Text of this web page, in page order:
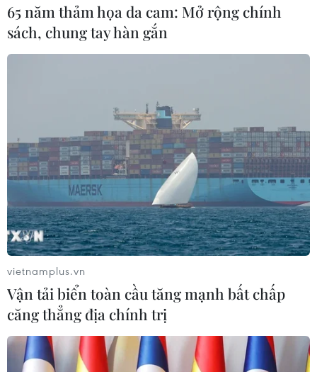
65 năm thảm họa da cam: Mở rộng chính
sách, chung tay hàn gắn
vietnamplus.vn
Vận tải biển toàn cầu tăng mạnh bất chấp
căng thẳng địa chính trị